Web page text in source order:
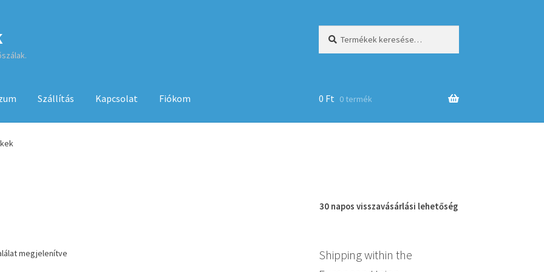
Szállítás Kapcsolat Fiókom
ÁSZF
0 Ft 0 termék
megjelenítve
30 napos visszavásárlási lehetőség
Shipping within the